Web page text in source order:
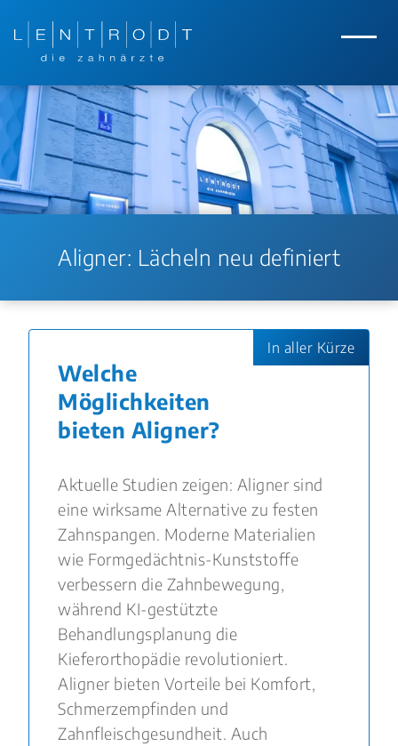
Menü
Aligner: Lächeln neu definiert
In aller Kürze
Welche
Möglichkeiten
bieten Aligner?
Aktuelle Studien zeigen: Aligner sind
eine wirksame Alternative zu festen
Zahnspangen. Moderne Materialien
wie Formgedächtnis-Kunststoffe
verbessern die Zahnbewegung,
während KI-gestützte
Behandlungsplanung die
Kieferorthopädie revolutioniert.
Aligner bieten Vorteile bei Komfort,
Schmerzempfinden und
Zahnfleischgesundheit. Auch